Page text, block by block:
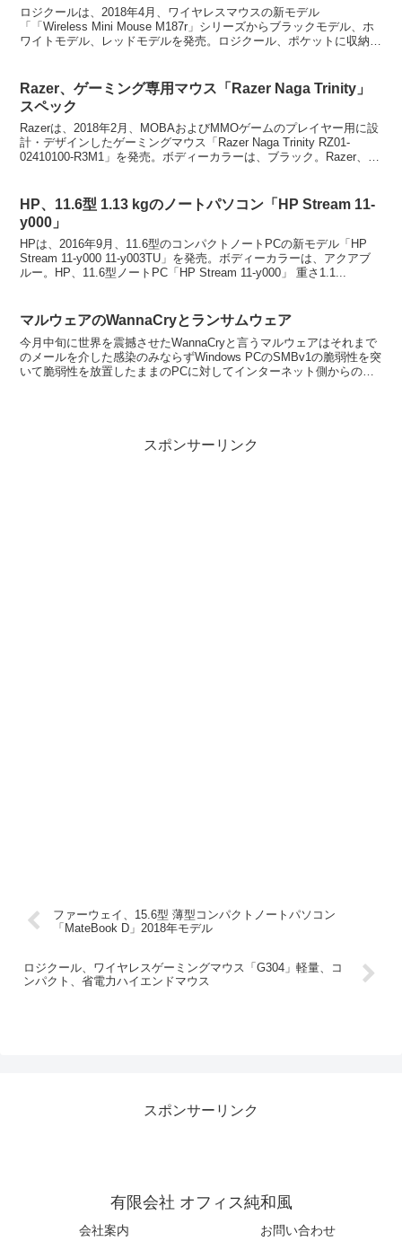
ロジクールは、2018年4月、ワイヤレスマウスの新モデル
「「Wireless Mini Mouse M187r」シリーズからブラックモデル、ホ
ワイトモデル、レッドモデルを発売。ロジクール、ポケットに収納で
Razer、ゲーミング専用マウス「Razer Naga Trinity」
スペック
Razerは、2018年2月、MOBAおよびMMOゲームのプレイヤー用に設
計・デザインしたゲーミングマウス「Razer Naga Trinity RZ01-
02410100-R3M1」を発売。ボディーカラーは、ブラック。Razer、ゲ
HP、11.6型 1.13 kgのノートパソコン「HP Stream 11-
y000」
HPは、2016年9月、11.6型のコンパクトノートPCの新モデル「HP
Stream 11-y000 11-y003TU」を発売。ボディーカラーは、アクアブ
ルー。HP、11.6型ノートPC「HP Stream 11-y000」 重さ1.1...
マルウェアのWannaCryとランサムウェア
今月中旬に世界を震撼させたWannaCryと言うマルウェアはそれまで
のメールを介した感染のみならずWindows PCのSMBv1の脆弱性を突
いて脆弱性を放置したままのPCに対してインターネット側からの無
スポンサーリンク
ファーウェイ、15.6型 薄型コンパクトノートパソコン
「MateBook D」2018年モデル
ロジクール、ワイヤレスゲーミングマウス「G304」軽量、コ
ンパクト、省電力ハイエンドマウス
スポンサーリンク
有限会社 オフィス純和風
会社案内
お問い合わせ